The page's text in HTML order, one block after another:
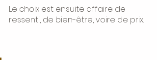
Le choix est ensuite affaire de
ressenti, de bien-être, voire de prix.